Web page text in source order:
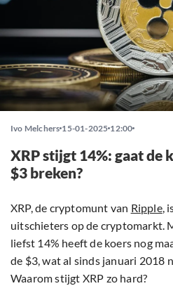
Ivo Melchers 15-01-2025 12:00
XRP stijgt 14%: gaat de
$3 breken?
XRP, de cryptomunt van Ripple,
uitschieters op de cryptomarkt.
liefst 14% heeft de koers nog
de $3, wat al sinds januari 2018
Waarom stijgt XRP zo hard?